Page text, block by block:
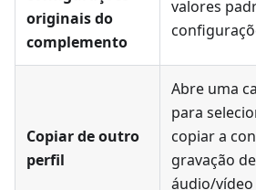
originais do
complemento
valores
Copiar de outro
perfil
Abre uma
para
copiar a
gravação
áudio/vídeo